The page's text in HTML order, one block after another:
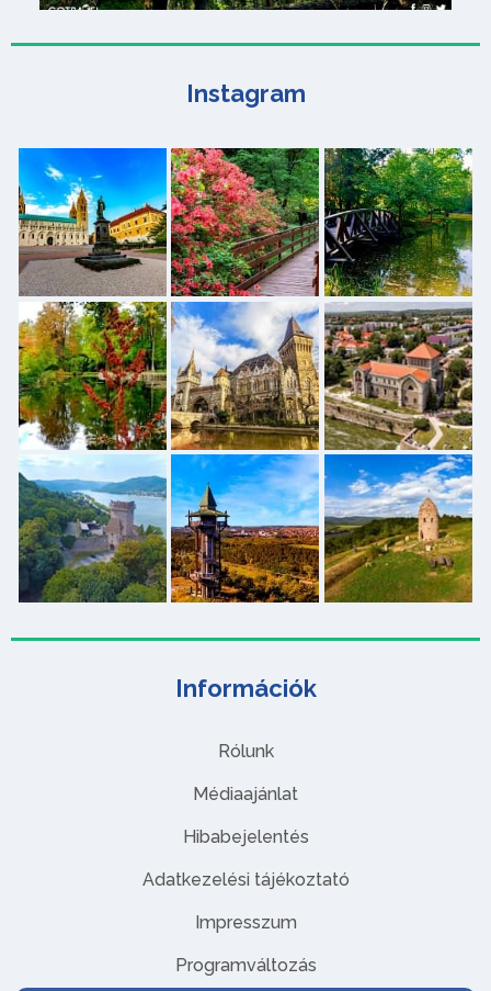
Információk
Rólunk
Médiaajánlat
Hibabejelentés
Adatkezelési tájékoztató
Impresszum
Programváltozás
Instagram